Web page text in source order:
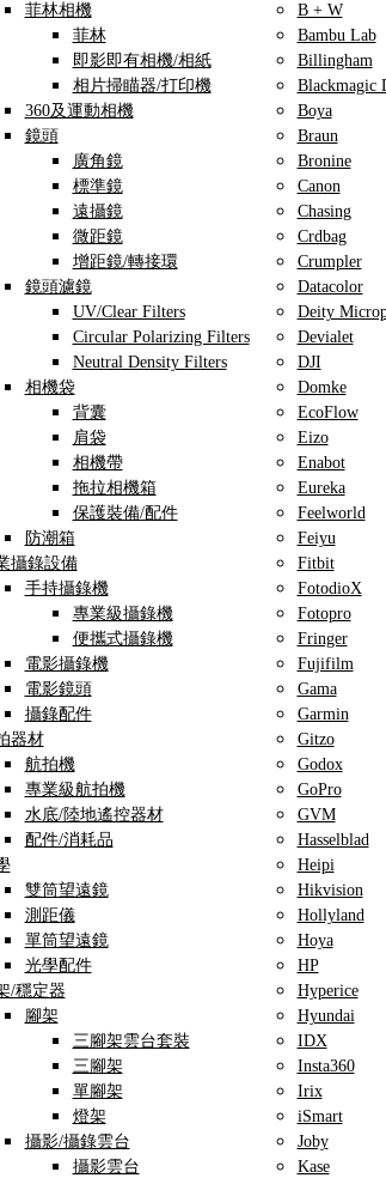
菲林相機
菲林
即影即有相機/相紙
相片掃瞄器/打印機
360及運動相機
鏡頭
廣角鏡
標準鏡
遠攝鏡
微距鏡
增距鏡/轉接環
鏡頭濾鏡
UV/Clear Filters
Circular Polarizing Filters
Neutral Density Filters
相機袋
背囊
肩袋
相機帶
拖拉相機箱
保護裝備/配件
防潮箱
攝錄設備
手持攝錄機
專業級攝錄機
便攜式攝錄機
電影攝錄機
電影鏡頭
攝錄配件
器材
航拍機
專業級航拍機
水底/陸地遙控器材
配件/消耗品
雙筒望遠鏡
測距儀
單筒望遠鏡
光學配件
/穩定器
腳架
三腳架雲台套裝
三腳架
單腳架
燈架
攝影/攝錄雲台
攝影雲台
B + W
Bambu Lab
Billingham
Blackmagic
Boya
Braun
Bronine
Canon
Chasing
Crdbag
Crumpler
Datacolor
Deity
Devialet
DJI
Domke
EcoFlow
Eizo
Enabot
Eureka
Feelworld
Feiyu
Fitbit
FotodioX
Fotopro
Fringer
Fujifilm
Gama
Garmin
Gitzo
Godox
GoPro
GVM
Hasselblad
Heipi
Hikvision
Hollyland
Hoya
HP
Hyperice
Hyundai
IDX
Insta360
Irix
iSmart
Joby
Kase